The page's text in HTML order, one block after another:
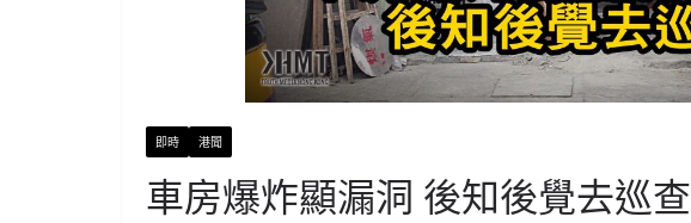
即時 港聞
車房爆炸顯漏洞 後知後覺去巡查